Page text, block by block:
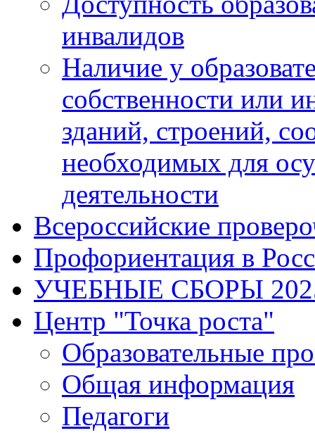
инвалидов
Наличие у
собственности или
зданий, строений,
необходимых для
деятельности
Всероссийские
Профориентация в
УЧЕБНЫЕ СБОРЫ
Центр "Точка роста"
Образовательные
Общая информация
Педагоги